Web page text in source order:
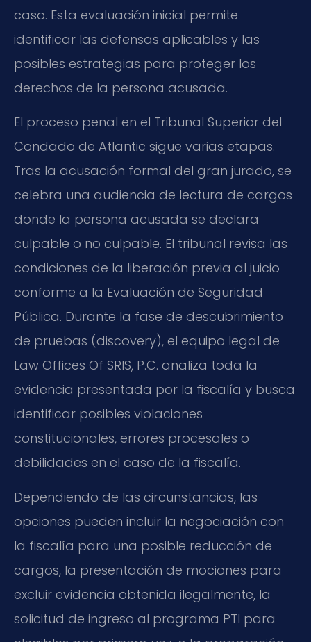
caso. Esta evaluación inicial permite
identificar las defensas aplicables y las
posibles estrategias para proteger los
derechos de la persona acusada.
El proceso penal en el Tribunal Superior del
Condado de Atlantic sigue varias etapas.
Tras la acusación formal del gran jurado, se
celebra una audiencia de lectura de cargos
donde la persona acusada se declara
culpable o no culpable. El tribunal revisa las
condiciones de la liberación previa al juicio
conforme a la Evaluación de Seguridad
Pública. Durante la fase de descubrimiento
de pruebas (discovery), el equipo legal de
Law Offices Of SRIS, P.C. analiza toda la
evidencia presentada por la fiscalía y busca
identificar posibles violaciones
constitucionales, errores procesales o
debilidades en el caso de la fiscalía.
Dependiendo de las circunstancias, las
opciones pueden incluir la negociación con
la fiscalía para una posible reducción de
cargos, la presentación de mociones para
excluir evidencia obtenida ilegalmente, la
solicitud de ingreso al programa PTI para